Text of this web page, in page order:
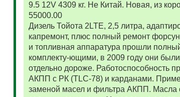
9.5 12V 4309 кг. Не Китай. Новая, из
55000.00
Дизель Тойота 2LTE, 2,5 литра,
капремонт, плюс полный ремонт
и топливная аппаратура прошли
комплекту-ющими, в 2009 году они
отдельно дороже. Работоспособность
АКПП с РК (TLC-78) и карданами.
заменой масел и фильтра АКПП. Масла